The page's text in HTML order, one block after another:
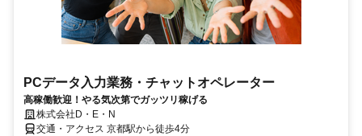
PCデータ入力業務・チャットオペレーター
高稼働歓迎！やる気次第でガッツリ稼げる
株式会社D・E・N
交通・アクセス 京都駅から徒歩4分